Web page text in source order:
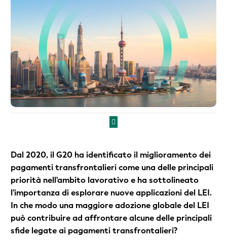
Dal 2020, il G20 ha identificato il miglioramento dei
pagamenti transfrontalieri come una delle principali
priorità nell'ambito lavorativo e ha sottolineato
l'importanza di esplorare nuove applicazioni del LEI.
In che modo una maggiore adozione globale del LEI
può contribuire ad affrontare alcune delle principali
sfide legate ai pagamenti transfrontalieri?